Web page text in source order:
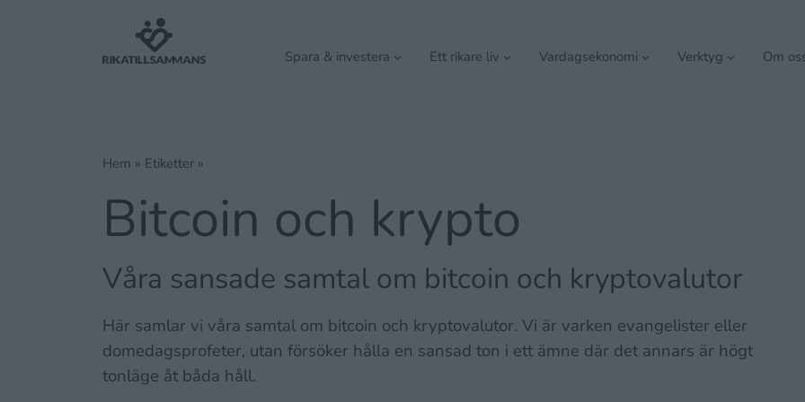
Spara & investera Ett rikare liv Vardagsekonomi Verktyg Om
Hem » Etiketter »
Bitcoin och krypto
Våra sansade samtal om bitcoin och kryptovalutor
Här samlar vi våra samtal om bitcoin och kryptovalutor. Vi är varken evangelister eller
domedagsprofeter, utan försöker hålla en sansad ton i ett ämne där det annars är högt
tonläge åt båda håll.